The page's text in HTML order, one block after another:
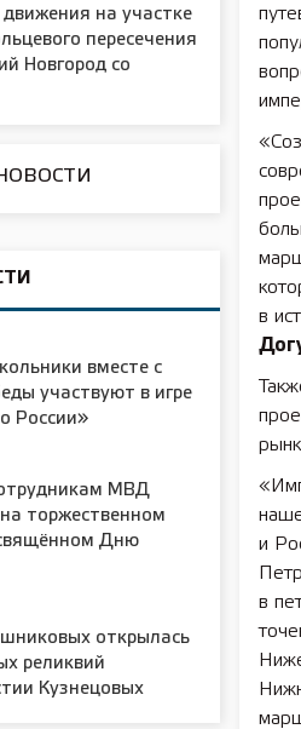
на участке
пересечения
Новгород со
вместе с
участвуют в игре
России»
МВД
торжественном
Дню
открылась
реликвий
Кузнецовых
в
и
в